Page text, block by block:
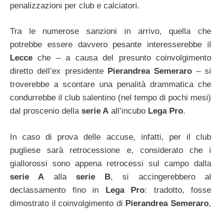
penalizzazioni per club e calciatori.
Tra le numerose sanzioni in arrivo, quella che
potrebbe essere davvero pesante interesserebbe il
Lecce che – a causa del presunto coinvolgimento
diretto dell’ex presidente Pierandrea Semeraro – si
troverebbe a scontare una penalità drammatica che
condurrebbe il club salentino (nel tempo di pochi mesi)
dal proscenio della serie A all’incubo Lega Pro.
In caso di prova delle accuse, infatti, per il club
pugliese sarà retrocessione e, considerato che i
giallorossi sono appena retrocessi sul campo dalla
serie A alla serie B, si accingerebbero al
declassamento fino in Lega Pro: tradotto, fosse
dimostrato il coinvolgimento di Pierandrea Semeraro,